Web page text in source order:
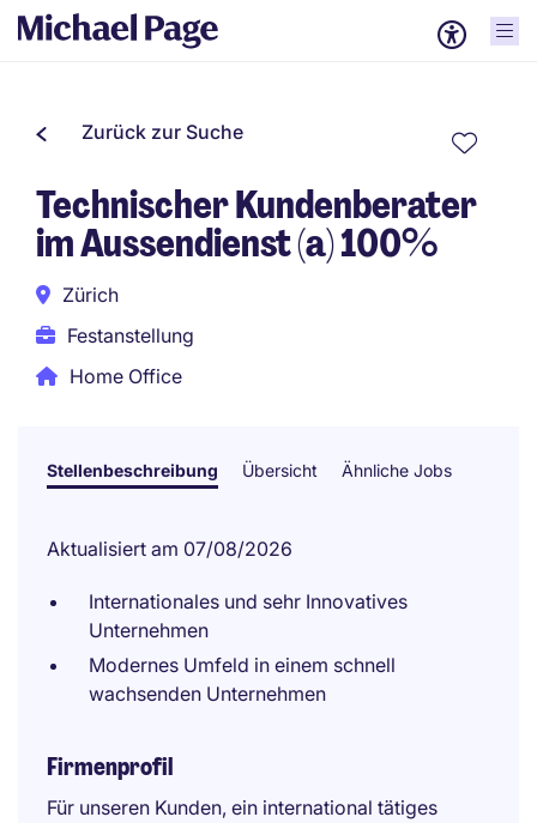
Zurück zur Suche
Technischer Kundenberater
im Aussendienst (a) 100%
Zürich
Festanstellung
Home Office
Stellenbeschreibung Übersicht Ähnliche Jobs
Aktualisiert am 07/08/2026
Internationales und sehr Innovatives
Unternehmen
Modernes Umfeld in einem schnell
wachsenden Unternehmen
Firmenprofil
Für unseren Kunden, ein international tätiges